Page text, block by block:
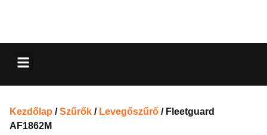
Kezdőlap /Szűrők / Levegőszűrő / Fleetguard
AF1862M